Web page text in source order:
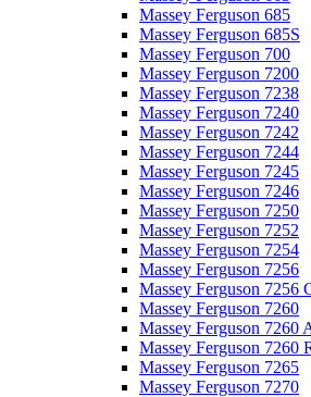
Massey Ferguson 685
Massey Ferguson 685S
Massey Ferguson 700
Massey Ferguson 7200
Massey Ferguson 7238
Massey Ferguson 7240
Massey Ferguson 7242
Massey Ferguson 7244
Massey Ferguson 7245
Massey Ferguson 7246
Massey Ferguson 7250
Massey Ferguson 7252
Massey Ferguson 7254
Massey Ferguson 7256
Massey Ferguson 7256
Massey Ferguson 7260
Massey Ferguson 7260
Massey Ferguson 7260
Massey Ferguson 7265
Massey Ferguson 7270